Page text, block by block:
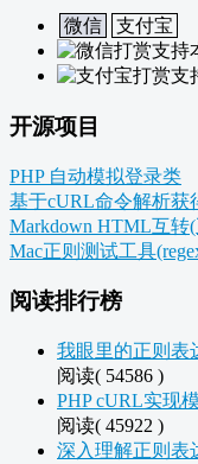
微信 支付宝
开源项目
PHP 自动模拟登录类
基于cURL命令解析获
Markdown HTML互转
Mac正则测试工具
阅读排行榜
我眼里的正则表
阅读( 54586 )
PHP cURL实现
阅读( 45922 )
深入理解正则表